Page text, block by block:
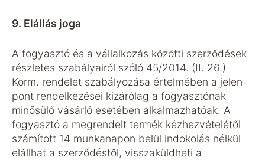
9. Elállás joga
A fogyasztó és a vállalkozás közötti szerződések
részletes szabályairól szóló 45/2014. (II. 26.)
Korm. rendelet szabályozása értelmében a jelen
pont rendelkezései kizárólag a fogyasztónak
minősülő vásárló esetében alkalmazhatóak. A
fogyasztó a megrendelt termék kézhezvételétől
számított 14 munkanapon belül indokolás nélkül
elállhat a szerződéstől, visszaküldheti a